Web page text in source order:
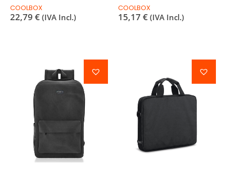
COOLBOX
22,79 € (IVA Incl.)
COOLBOX
15,17 € (IVA Incl.)